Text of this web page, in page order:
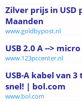
Zilver prijs in USD
Maanden
www.goldbypost.nl
USB 2.0 A -->
www.123pccenter.nl
USB-A kabel van
snel! | bol.com
www.bol.com